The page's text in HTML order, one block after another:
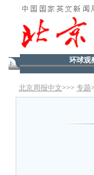
环球观
北京周报中文>>> 专题